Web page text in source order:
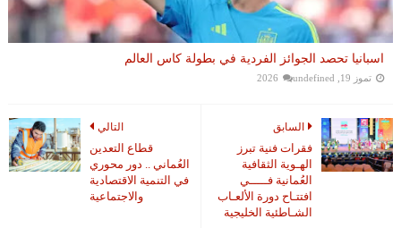
اسبانيا تحصد الجوائز الفردية في بطولة كاس العالم
تموز 19, 2026 undefined
التالي
قطاع التعدين
العُماني .. دور محوري
في التنمية الاقتصادية
والاجتماعية
السابق
فقرات فنية تبرز
الهـوية الثقافية
العُمانية فـــــي
افتتـاح دورة الألعـاب
الشـاطئية الخليجية